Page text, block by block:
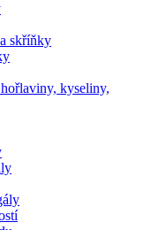
skříňky
kyseliny,